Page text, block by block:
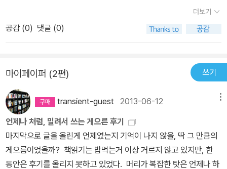
화나 드라마에서는 다른 모습을 보여주길 기대하면서...왜냐고? 분위
기는 딱 내 스타일 이여서 말이다.
모습은 훨씬 더 단촐하다. 수십 명이 되어 보이던 프랑스 남극 기지와
는 달리 인원은 총 8명. 그 8명 속에 요리사도 의사도 연구원도 포함
것은 한 편으로는 정겹겠지만 한 편으로는 정신적인 질환에 시달리지
는 않을까 하는 걱정이 되기도 했다. 하나의 공간 속에서 두 명은 용변
을 보고 두 명은 세수를 하고 두 명은 대기를 하는 아침 모습을 보면서
는 경악했지만, 군대를 다녀오는 우리나라 남자들이라면 씩씩하게 해
낼 수 있는 일이겠지. 남극하면 펭귄인데, 펭귄도 없는 곳이라기에 좀
이상했다. 알고 보니 일본의 남극 기지는 쇼와 기지라는 곳이 있고, 돔
후지 기지라는 곳이 있는데 이 영화에서 나오는 곳은 돔 후지라는 기
지로, 펭귄이 있는 쇼와 기지보다 더 추운 곳이어서 펭귄이 없다는 대
일본의 돔 후지 기지에서 벌어지는 이야기를 담고 있습니다. 이곳에
는 펭귄도, 바다표범도 없고, 오로지 관측 대원 8명만이 살아갈뿐입
니다. 기상학자, 빙하학자와 조수, 차량담당, 대기학자, 통신담당, 의
가 있습니다. 예상치 못한 사고로 인해 동료를 대신하여 남극으로 파
견된 니시무라는 이곳에서 다양한 직책과 분야의 사람들 7명과 함께
남극기지에서 1년간 지내게 됩니다.매일 반복되는 작업과 지루한 일
상, 그리고 종종 외로움에 시달리는 대원들의 유일한 행복은 남극의
쉐프 니시무라가 차려주는 밥을 먹을때고, 니시무라는 자기가 만든
음식을 맛있게 먹어주는 대원들을 보며 행복해합니다. 따로 요리 재
료를 구할수가 없고, 보관하기 힘들기 때문에 요리를 만드는데 다소
더보기
공감 (0) 댓글 (0)
마이페이퍼 (2편) 쓰기
transient-guest 2013-06-12
언제나 처럼, 밀려서 쓰는 게으른 후기
마지막으로 글을 올린게 언제였는지 기억이 나지 않을, 딱 그 만큼의
게으름이었을까? 책읽기는 밥먹는거 이상 거르지 않고 있지만, 한
동안은 후기를 올리지 못하고 있었다. 머리가 복잡한 탓은 언제나 하